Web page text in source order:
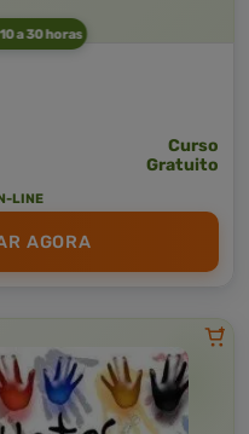
10 a 30 horas
Curso
Gratuito
LINE
AGORA